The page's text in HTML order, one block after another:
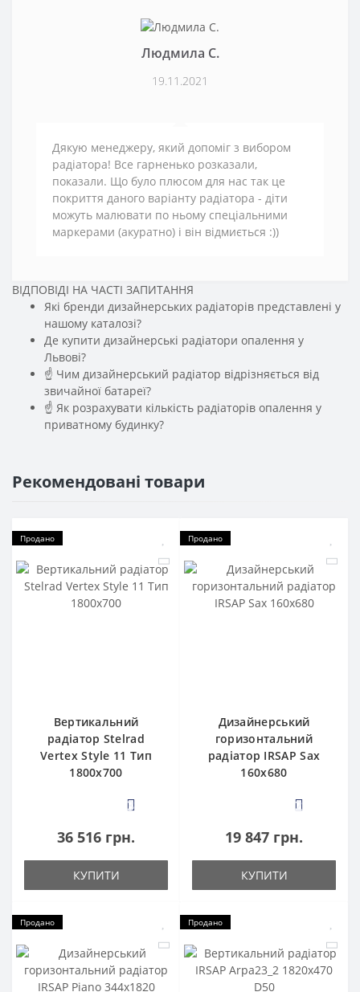
Людмила С.
19.11.2021
Дякую менеджеру, який допоміг з вибором
радіатора! Все гарненько розказали,
показали. Що було плюсом для нас так це
покриття даного варіанту радіатора - діти
можуть малювати по ньому спеціальними
маркерами (акуратно) і він відмиється :))
ВІДПОВІДІ НА ЧАСТІ ЗАПИТАННЯ
Які бренди дизайнерських радіаторів представлені у
нашому каталозі?
Де купити дизайнерські радіатори опалення у
Львові?
☝ Чим дизайнерський радіатор відрізняється від
звичайної батареї?
☝ Як розрахувати кількість радіаторів опалення у
приватному будинку?
Рекомендовані товари
Продано
Вертикальний
радіатор Stelrad
Vertex Style 11 Тип
1800х700
3
36 516 грн.
КУПИТИ
Продано
Дизайнерський
горизонтальний
радіатор IRSAP Sax
160x680
2
19 847 грн.
КУПИТИ
Продано Продано